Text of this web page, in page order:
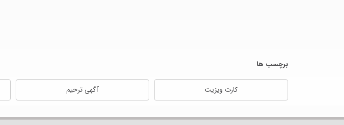
برچسب ها
کارت ویزیت آگهی ترحیم